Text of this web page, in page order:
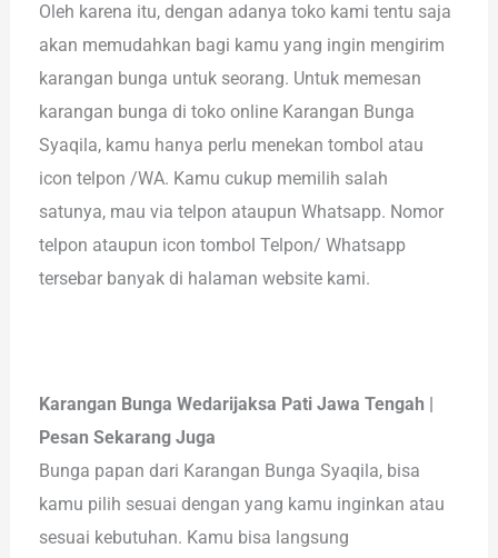
Oleh karena itu, dengan adanya toko kami tentu saja
akan memudahkan bagi kamu yang ingin mengirim
karangan bunga untuk seorang. Untuk memesan
karangan bunga di toko online Karangan Bunga
Syaqila, kamu hanya perlu menekan tombol atau
icon telpon /WA. Kamu cukup memilih salah
satunya, mau via telpon ataupun Whatsapp. Nomor
telpon ataupun icon tombol Telpon/ Whatsapp
tersebar banyak di halaman website kami.
Karangan Bunga Wedarijaksa Pati Jawa Tengah |
Pesan Sekarang Juga
Bunga papan dari Karangan Bunga Syaqila, bisa
kamu pilih sesuai dengan yang kamu inginkan atau
sesuai kebutuhan. Kamu bisa langsung